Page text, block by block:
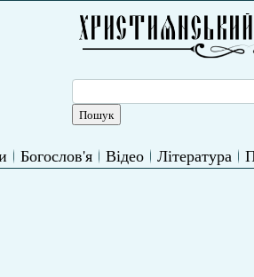
Богослов'я Відео Література